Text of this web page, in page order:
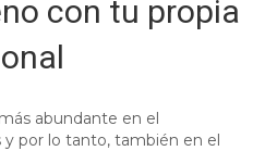
con tu propia
abundante en el
por lo tanto, también en el